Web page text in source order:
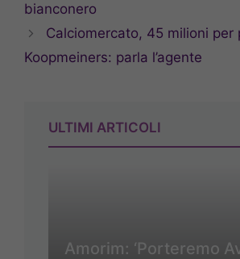
bianconero
Calciomercato, 45 milioni per
Koopmeiners: parla l’agente
ULTIMI ARTICOLI
Amorim: ‘Porteremo